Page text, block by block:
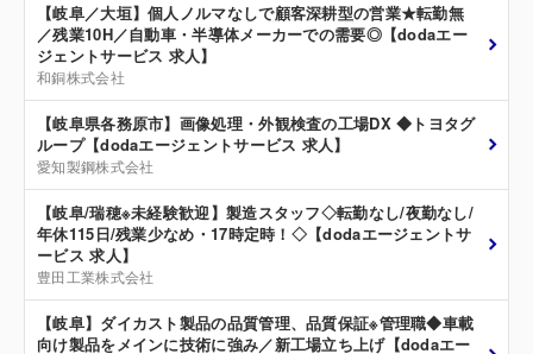
【岐阜／大垣】個人ノルマなしで顧客深耕型の営業★転勤無
／残業10H／自動車・半導体メーカーでの需要◎【dodaエー
ジェントサービス 求人】
和銅株式会社
【岐阜県各務原市】画像処理・外観検査の工場DX ◆トヨタグ
ループ【dodaエージェントサービス 求人】
愛知製鋼株式会社
【岐阜/瑞穂※未経験歓迎】製造スタッフ◇転勤なし/夜勤なし/
年休115日/残業少なめ・17時定時！◇【dodaエージェントサ
ービス 求人】
豊田工業株式会社
【岐阜】ダイカスト製品の品質管理、品質保証※管理職◆車載
向け製品をメインに技術に強み／新工場立ち上げ【dodaエー